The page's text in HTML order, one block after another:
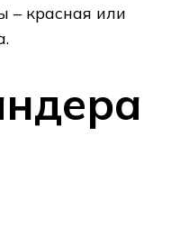
– красная или